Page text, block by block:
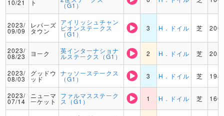
10/21 ト （G1）
2023/
09/09
レパーズ
タウン
アイリッシュチャン
ピオンステークス
（G1）
3 H．ドイル 芝
2023/
08/23 ヨーク 英インターナショナ
ルステークス（G1） 2 H．ドイル 芝
2023/
08/03
グッドウ
ッド
ナッソーステークス
（G1） 3 H．ドイル 芝
2023/
07/14
ニューマ
ーケット
ファルマスステーク
ス（G1） 1 H．ドイル 芝